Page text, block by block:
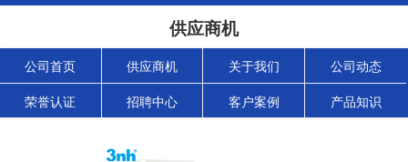
供应商机
公司首页 供应商机 关于我们 公司动态
荣誉认证 招聘中心 客户案例 产品知识